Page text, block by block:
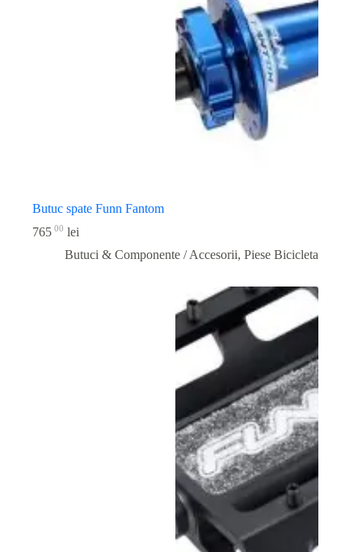
Butuc spate Funn Fantom
765 00 lei
Butuci & Componente / Accesorii, Piese Bicicleta